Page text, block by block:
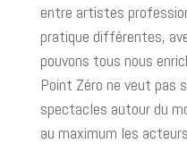
entre artistes
pratique différentes,
pouvons tous nous
Point Zéro ne veut pas
spectacles autour du
au maximum les